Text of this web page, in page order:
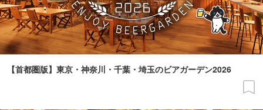
【首都圏版】東京・神奈川・千葉・埼玉のビアガーデン2026